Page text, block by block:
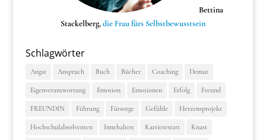
Bettina
Stackelberg,die Frau fürs Selbstbewusstsein
Schlagwörter
Angst Anspruch Buch Bücher Coaching Demut
Eigenverantwortung Emotion Emotionen Erfolg Freund
FREUNDIN Führung Fürsorge Gefühle Herzensprojekt
Hochschulabsolventen Innehalten Karrierestart Knast